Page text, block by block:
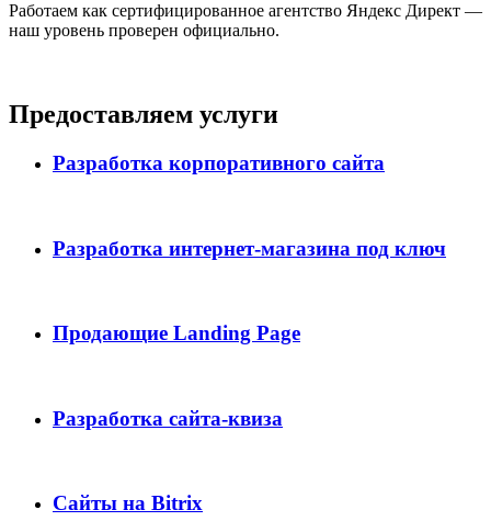
Работаем как сертифицированное агентство Яндекс Директ —
наш уровень проверен официально.
Предоставляем услуги
Разработка корпоративного сайта
Разработка интернет-магазина под ключ
Продающие Landing Page
Разработка сайта-квиза
Сайты на Bitrix